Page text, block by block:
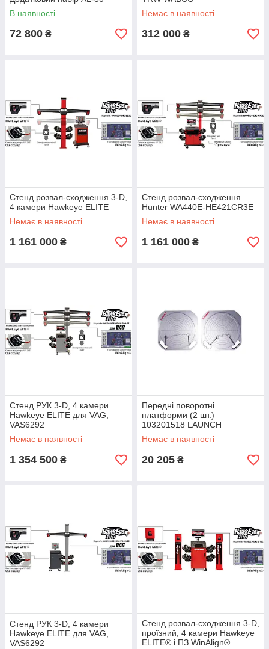
В наявності
72 800 ₴
Немає в наявності
312 000 ₴
Стенд розвал-сходження 3-D,
4 камери Hawkeye ELITE
Немає в наявності
1 161 000 ₴
Стенд розвал-сходження
Hunter WA440E-HE421CR3E
Немає в наявності
1 161 000 ₴
Стенд РУК 3-D, 4 камери
Hawkeye ELITE для VAG,
VAS6292
Немає в наявності
1 354 500 ₴
Передні поворотні
платформи (2 шт.)
103201518 LAUNCH
Немає в наявності
20 205 ₴
Стенд РУК 3-D, 4 камери
Hawkeye ELITE для VAG,
VAS6292
Стенд розвал-сходження 3-D,
проїзний, 4 камери Hawkeye
ELITE® і ПЗ WinAlign®